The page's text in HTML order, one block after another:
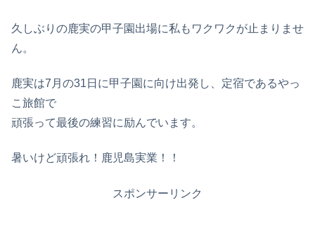
久しぶりの鹿実の甲子園出場に私もワクワクが止まりませ
ん。
鹿実は7月の31日に甲子園に向け出発し、定宿であるやっ
こ旅館で
頑張って最後の練習に励んでいます。
暑いけど頑張れ！鹿児島実業！！
スポンサーリンク